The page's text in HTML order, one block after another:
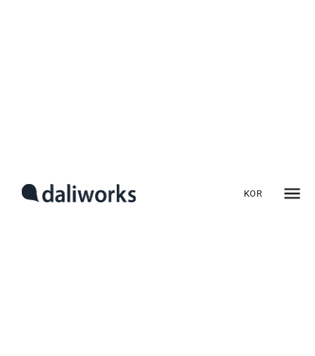
기업과 개인 모두에게 해당되며, 특히 공공기관의 경우 엄격한
준수가 요구됩니다. 이번 글에서는 에너지 절감과 관련된 주요
KOR